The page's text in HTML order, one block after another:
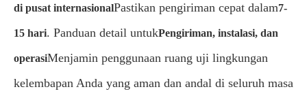
di pusat internasionalPastikan pengiriman cepat dalam7-
15 hari. Panduan detail untukPengiriman, instalasi, dan
operasiMenjamin penggunaan ruang uji lingkungan
kelembapan Anda yang aman dan andal di seluruh masa